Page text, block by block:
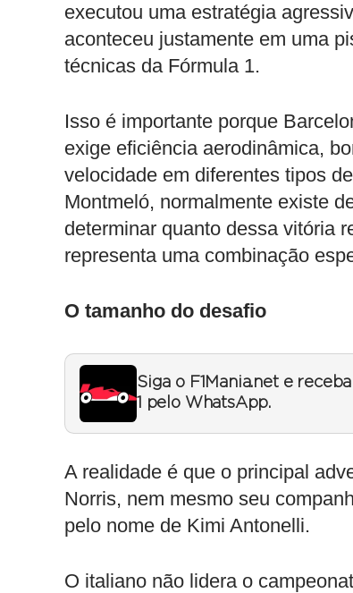
executou uma estratégia
aconteceu justamente em uma
técnicas da Fórmula 1.
Isso é importante porque
exige eficiência aerodinâmica,
velocidade em diferentes tipos
Montmeló, normalmente existe
determinar quanto dessa vitória
representa uma combinação
O tamanho do desafio
Siga o F1Mania.net e
1 pelo WhatsApp.
A realidade é que o principal
Norris, nem mesmo seu
pelo nome de Kimi Antonelli.
O italiano não lidera o